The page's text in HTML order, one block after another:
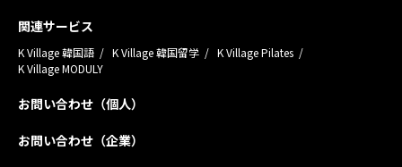
関連サービス
K Village 韓国語 K Village 韓国留学
K Village Pilates
K Village MODULY
お問い合わせ（個人）
お問い合わせ（企業）